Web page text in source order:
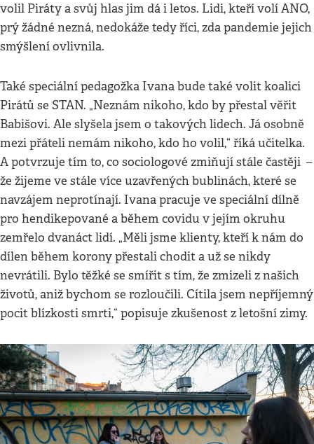
volil Piráty a svůj hlas jim dá i letos. Lidi, kteří volí ANO,
prý žádné nezná, nedokáže tedy říci, zda pandemie jejich
smýšlení ovlivnila.
Také speciální pedagožka Ivana bude také volit koalici
Pirátů se STAN. „Neznám nikoho, kdo by přestal věřit
Babišovi. Ale slyšela jsem o takových lidech. Já osobně
mezi přáteli nemám nikoho, kdo ho volil,“ říká učitelka.
A potvrzuje tím to, co sociologové zmiňují stále častěji –
že žijeme ve stále více uzavřených bublinách, které se
navzájem neprotínají. Ivana pracuje ve speciální dílně
pro hendikepované a během covidu v jejím okruhu
zemřelo dvanáct lidí. „Měli jsme klienty, kteří k nám do
dílen během korony přestali chodit a už se nikdy
nevrátili. Bylo těžké se smířit s tím, že zmizeli z našich
životů, aniž bychom se rozloučili. Cítila jsem nepříjemný
pocit blízkosti smrti,“ popisuje zkušenost z letošní zimy.